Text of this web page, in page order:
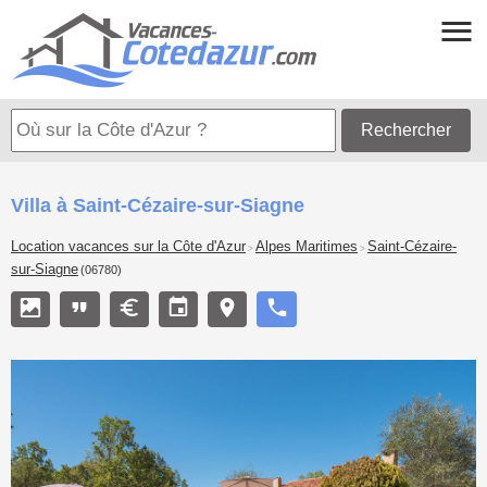
Rechercher
Villa à Saint-Cézaire-sur-Siagne
Location vacances sur la Côte d'Azur > Alpes Maritimes > Saint-Cézaire-
sur-Siagne(06780)